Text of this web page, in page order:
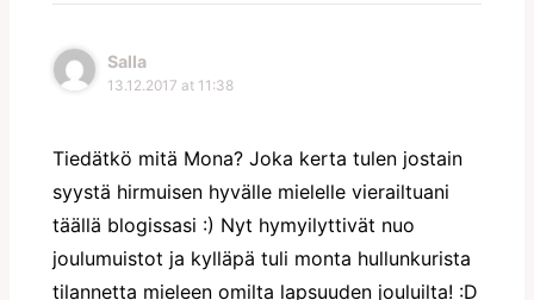
Salla
13.12.2017 at 11:38
Tiedätkö mitä Mona? Joka kerta tulen jostain
syystä hirmuisen hyvälle mielelle vierailtuani
täällä blogissasi :) Nyt hymyilyttivät nuo
joulumuistot ja kylläpä tuli monta hullunkurista
tilannetta mieleen omilta lapsuuden jouluilta! :D